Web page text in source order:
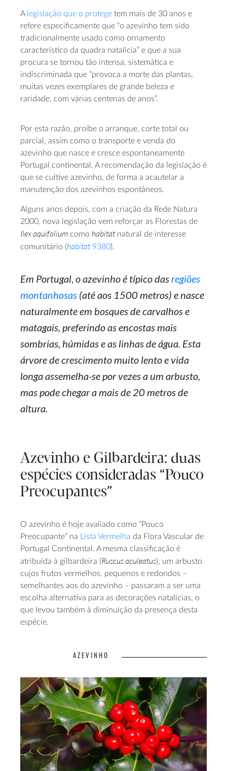
A legislação que o protege tem mais de 30 anos e
refere especificamente que “o azevinho tem sido
tradicionalmente usado como ornamento
característico da quadra natalícia” e que a sua
procura se tornou tão intensa, sistemática e
indiscriminada que “provoca a morte das plantas,
muitas vezes exemplares de grande beleza e
raridade, com várias centenas de anos”.
Por esta razão, proíbe o arranque, corte total ou
parcial, assim como o transporte e venda do
azevinho que nasce e cresce espontaneamente
Portugal continental. A recomendação da legislação é
que se cultive azevinho, de forma a acautelar a
manutenção dos azevinhos espontâneos.
Alguns anos depois, com a criação da Rede Natura
2000, nova legislação vem reforçar as Florestas de
Ilex aquifolium como habitatnatural de interesse
comunitário (habitat9380).
Em Portugal, o azevinho é típico dasregiões
montanhosas (até aos 1500 metros) e nasce
naturalmente em bosques de carvalhos e
matagais, preferindo as encostas mais
sombrias, húmidas e as linhas de água. Esta
árvore de crescimento muito lento e vida
longa assemelha-se por vezes a um arbusto,
mas pode chegar a mais de 20 metros de
altura.
Azevinho e Gilbardeira: duas
espécies consideradas “Pouco
Preocupantes”
O azevinho é hoje avaliado como “Pouco
Preocupante” na
Lista Vermelha da Flora Vascular de
Portugal Continental. A mesma classificação é
atribuída à gilbardeira (Ruscus aculeatus), um arbusto
cujos frutos vermelhos, pequenos e redondos –
semelhantes aos do azevinho – passaram a ser uma
escolha alternativa para as decorações natalícias, o
que levou também à diminuição da presença desta
espécie.
AZEVINHO